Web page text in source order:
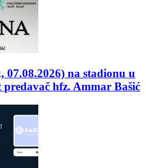
07.08.2026) na stadionu u
hfz. Ammar Bašić